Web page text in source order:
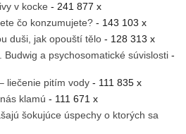
v kocke - 241 877 x
čo konzumujete? - 143 103 x
duši, jak opouští tělo - 128 313 x
Budwig a psychosomatické súvislosti -
liečenie pitím vody - 111 835 x
klamú - 111 671 x
šokujúce úspechy o ktorých sa